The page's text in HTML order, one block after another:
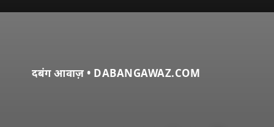
दबंग आवाज़ • DABANGAWAZ.COM